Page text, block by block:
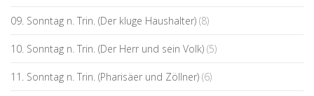
09. Sonntag n. Trin. (Der kluge Haushalter) (8)
10. Sonntag n. Trin. (Der Herr und sein Volk) (5)
11. Sonntag n. Trin. (Pharisäer und Zöllner) (6)